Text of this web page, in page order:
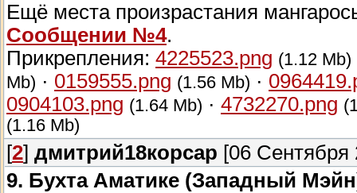
Ещё места произрастания
Сообщении №4.
Прикрепления: 4225523.png (1.12 Mb)
Mb) · 0159555.png (1.56 Mb) ·
0904103.png (1.64 Mb) · 4732270.png
(1.16 Mb)
[2] дмитрий18корсар [06 Сентября
9. Бухта Аматике (Западный